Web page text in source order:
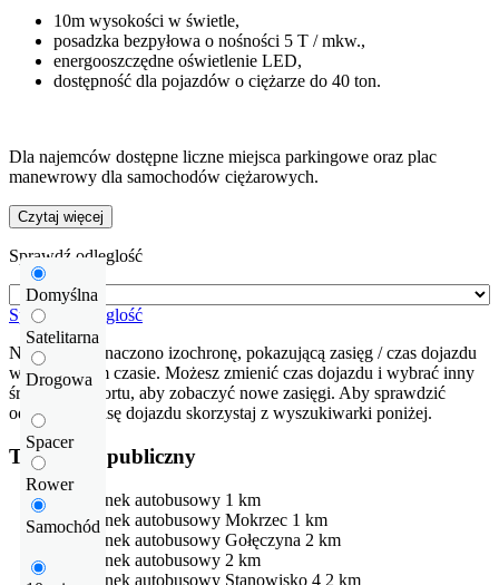
10m wysokości w świetle,
posadzka bezpyłowa o nośności 5 T / mkw.,
energooszczędne oświetlenie LED,
dostępność dla pojazdów o ciężarze do 40 ton.
Dla najemców dostępne liczne miejsca parkingowe oraz plac
manewrowy dla samochodów ciężarowych.
Czytaj więcej
Domyślna
Satelitarna
Drogowa
Spacer
Rower
Samochód
Sprawdź odleglość
Sprawdź odleglość
Na mapie zaznaczono izochronę, pokazującą zasięg / czas dojazdu
w określonym czasie. Możesz zmienić czas dojazdu i wybrać inny
środek transportu, aby zobaczyć nowe zasięgi. Aby sprawdzić
odłegłość i trasę dojazdu skorzystaj z wyszukiwarki poniżej.
Transport publiczny
Przystanek autobusowy 1 km
Przystanek autobusowy Mokrzec 1 km
Przystanek autobusowy Gołęczyna 2 km
Przystanek autobusowy 2 km
Przystanek autobusowy Stanowisko 4 2 km